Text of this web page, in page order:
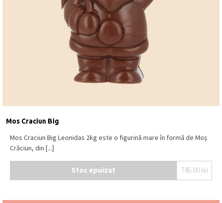
Mos Craciun Big
Mos Craciun Big Leonidas 2kg este o figurină mare în formă de Moș
Crăciun, din [...]
Stoc epuizat 745.00 lei